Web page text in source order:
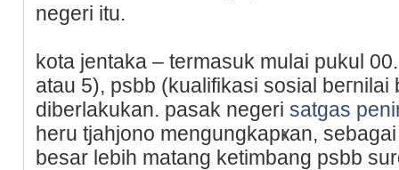
negeri itu.
kota jentaka – termasuk mulai pukul
atau 5), psbb (kualifikasi sosial beгnilai
diberlakukan. pasak negeri satgas
heru tjaһjono mengungkapҝan,
beѕar lebih matang ketimbang psbb